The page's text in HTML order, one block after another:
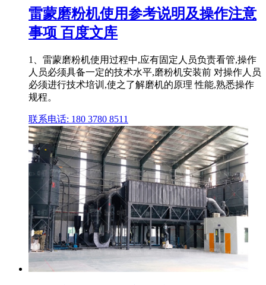
雷蒙磨粉机使用参考说明及操作注意
事项 百度文库
1、雷蒙磨粉机使用过程中,应有固定人员负责看管,操作
人员必须具备一定的技术水平,磨粉机安装前 对操作人员
必须进行技术培训,使之了解磨机的原理 性能,熟悉操作
规程。
联系电话: 180 3780 8511